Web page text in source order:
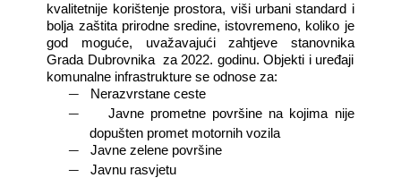
kvalitetnije korištenje prostora, viši urbani standard i
bolja zaštita prirodne sredine, istovremeno, koliko je
god moguće, uvažavajući zahtjeve stanovnika
Grada Dubrovnika za 2022. godinu. Objekti i uređaji
komunalne infrastrukture se odnose za:
― Nerazvrstane ceste
―
Javne prometne površine na kojima nije
dopušten promet motornih vozila
― Javne zelene površine
― Javnu rasvjetu